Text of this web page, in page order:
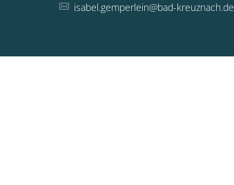
isabel.gemperlein@bad-kreuznach.de